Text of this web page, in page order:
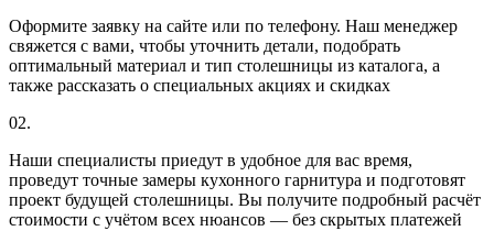
Оформите заявку на сайте или по телефону. Наш менеджер
свяжется с вами, чтобы уточнить детали, подобрать
оптимальный материал и тип столешницы из каталога, а
также рассказать о специальных акциях и скидках
02.
Наши специалисты приедут в удобное для вас время,
проведут точные замеры кухонного гарнитура и подготовят
проект будущей столешницы. Вы получите подробный расчёт
стоимости с учётом всех нюансов — без скрытых платежей